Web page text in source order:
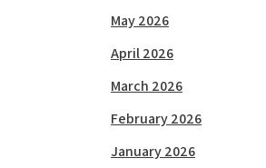
May 2026
April 2026
March 2026
February 2026
January 2026